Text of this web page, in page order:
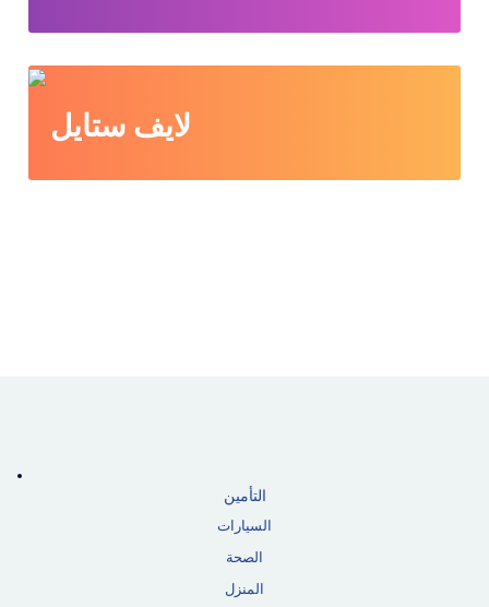
لايف ستايل
التأمين
السيارات
الصحة
المنزل